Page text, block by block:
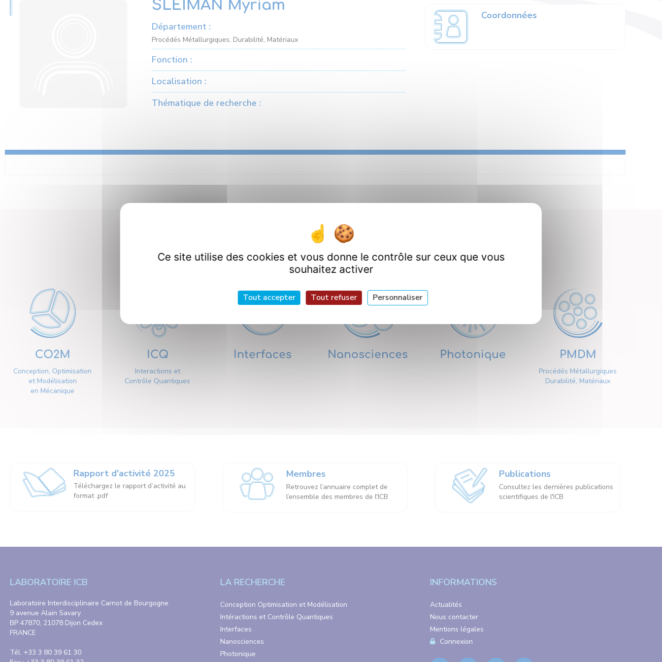
SLEIMAN Myriam
Département :
Procédés Métallurgiques, Durabilité, Matériaux
Fonction :
Localisation :
Thématique de recherche :
Coordonnées
Nos départements de Recherche
CO2M
Conception, Optimisation
et Modélisation
en Mécanique
ICQ
Interactions et
Contrôle Quantiques
Interfaces Nanosciences Photonique PMDM
Procédés Métallurgiques
Durabilité, Matériaux
Rapport d'activité 2025
Téléchargez le rapport d’activité au
format .pdf
Membres
Retrouvez l’annuaire complet de
l’ensemble des membres de l'ICB
Publications
Consultez les dernières publications
scientifiques de l'ICB
LABORATOIRE ICB
Laboratoire Interdisciplinaire Carnot de Bourgogne
9 avenue Alain Savary
BP 47870, 21078 Dijon Cedex
FRANCE
Tél. +33 3 80 39 61 30
LA RECHERCHE
Conception Optimisation et Modélisation
Intéractions et Contrôle Quantiques
Interfaces
Nanosciences
Photonique
INFORMATIONS
Actualités
Nous contacter
Mentions légales
Connexion
Ce site utilise des cookies et vous donne le contrôle sur ceux que vous
souhaitez activer
Tout accepter Tout refuser Personnaliser